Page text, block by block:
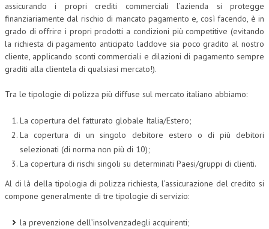
CRIMINOLOGIA E CRIMINALISTICA
SICUREZZA SUL LAVORO
FISCO
TAX RISK MANAGEMENT
CRIMINOLOGIA TRIBUTARIA
CFC E PARADISI FISCALI
TRANSFER PRICING
assicurando i propri crediti commerciali l’azienda si protegge
finanziariamente dal rischio di mancato pagamento e, così facendo, è in
grado di offrire i propri prodotti a condizioni più competitive (evitando
la richiesta di pagamento anticipato laddove sia poco gradito al nostro
cliente, applicando sconti commerciali e dilazioni di pagamento sempre
graditi alla clientela di qualsiasi mercato!).
Tra le tipologie di polizza più diffuse sul mercato italiano abbiamo:
La copertura del fatturato globale Italia/Estero;
La copertura di un singolo debitore estero o di più debitori
selezionati (di norma non più di 10);
La copertura di rischi singoli su determinati Paesi/gruppi di clienti.
Al di là della tipologia di polizza richiesta, l’assicurazione del credito si
compone generalmente di tre tipologie di servizio:
la prevenzione dell’insolvenzadegli acquirenti;